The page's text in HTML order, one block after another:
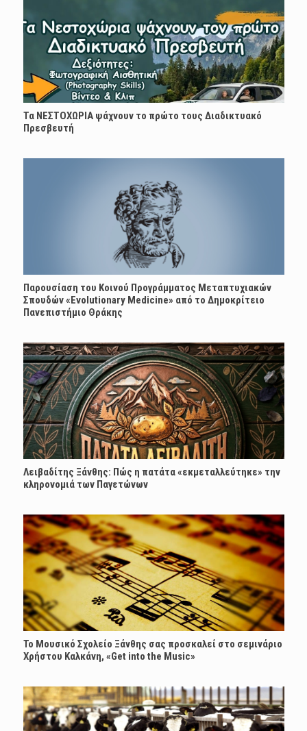
Τα ΝΕΣΤΟΧΩΡΙΑ ψάχνουν το πρώτο τους Διαδικτυακό
Πρεσβευτή
Παρουσίαση του Κοινού Προγράμματος Μεταπτυχιακών
Σπουδών «Evolutionary Medicine» από το Δημοκρίτειο
Πανεπιστήμιο Θράκης
Λειβαδίτης Ξάνθης: Πώς η πατάτα «εκμεταλλεύτηκε» την
κληρονομιά των Παγετώνων
Το Μουσικό Σχολείο Ξάνθης σας προσκαλεί στο σεμινάριο
Χρήστου Καλκάνη, «Get into the Music»